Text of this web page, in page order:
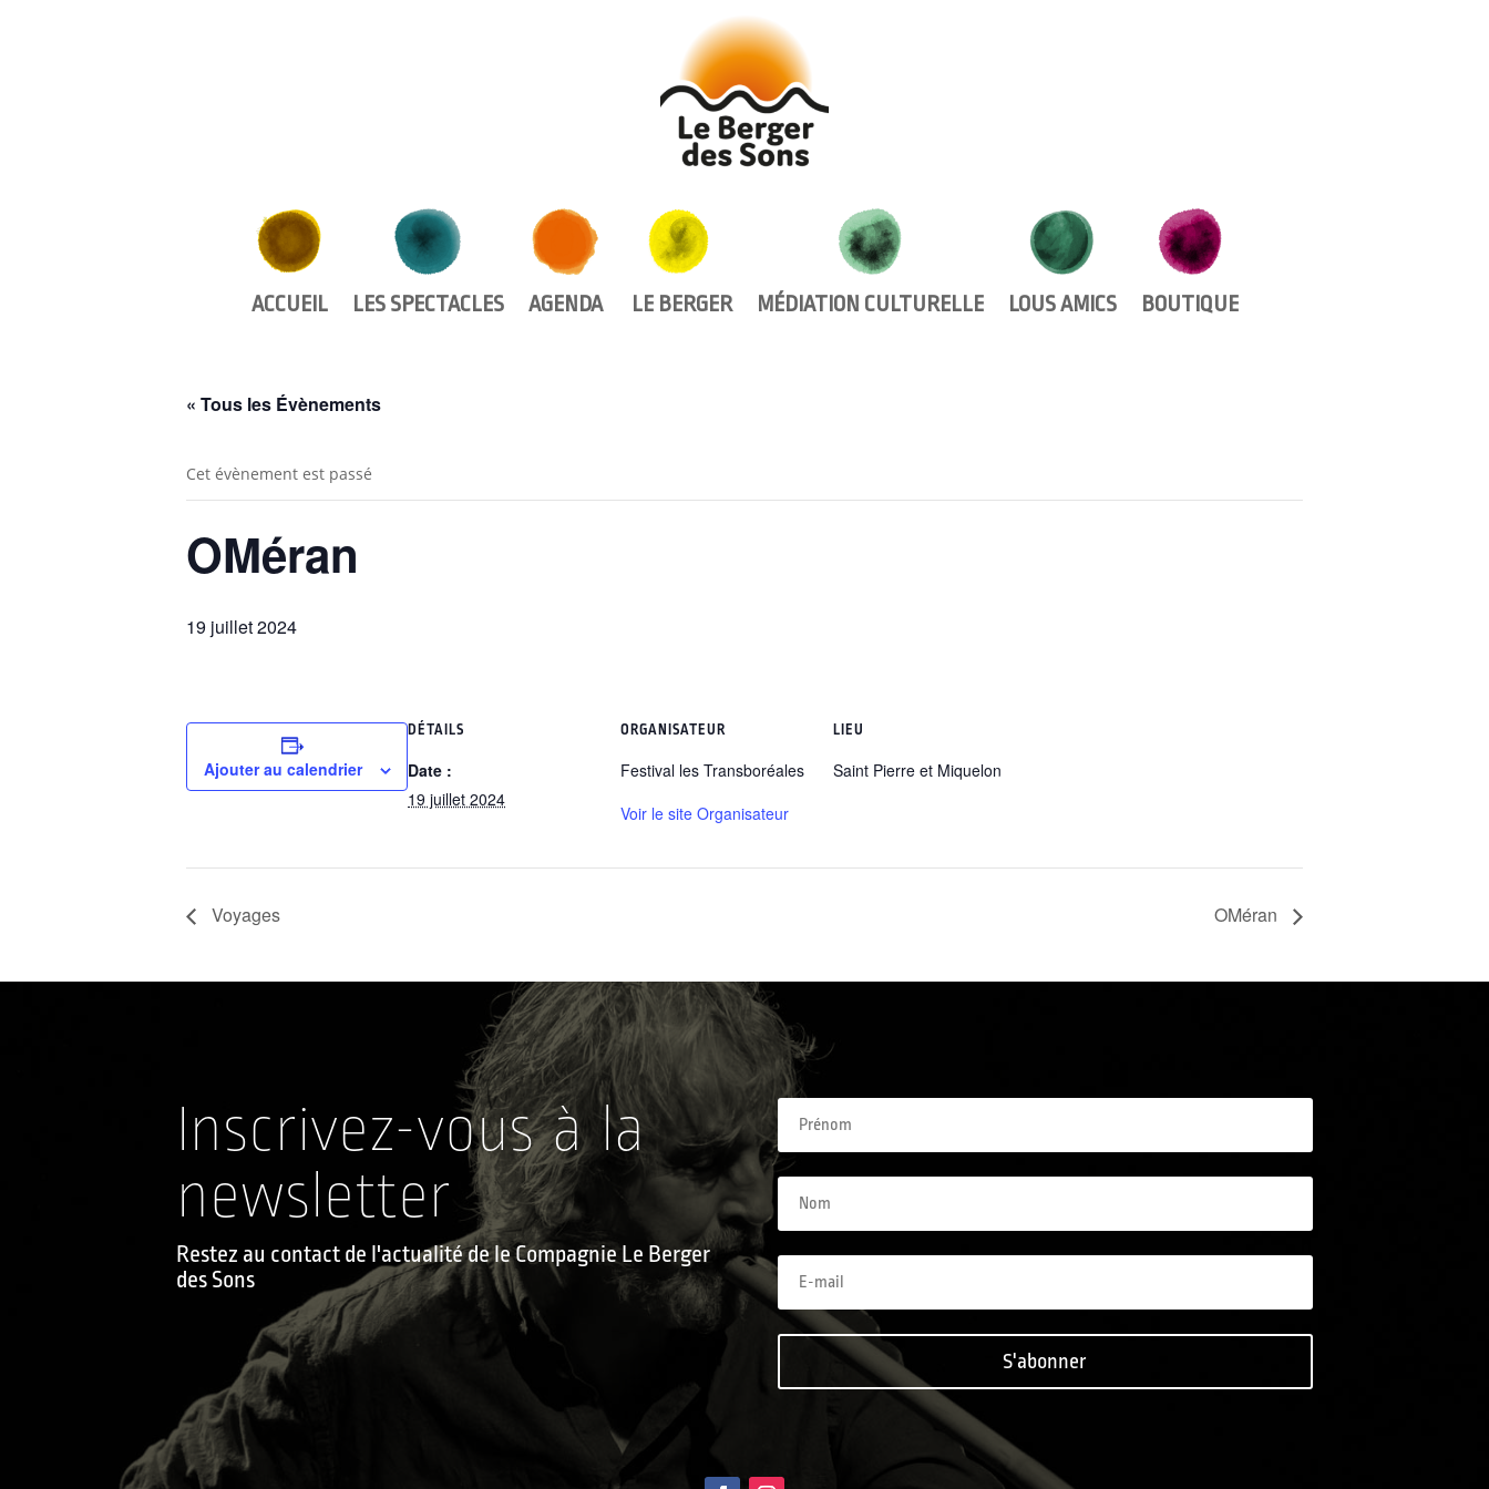
ACCUEIL LES SPECTACLES AGENDA LE BERGER MÉDIATION CULTURELLE LOUS AMICS BOUTIQUE
« Tous les Évènements
Cet évènement est passé
OMéran
19 juillet 2024
Ajouter au calendrier
DÉTAILS
Date :
19 juillet 2024
ORGANISATEUR
Festival les Transboréales
Voir le site Organisateur
LIEU
Saint Pierre et Miquelon
Voyages OMéran
Inscrivez-vous à la
newsletter
Restez au contact de l'actualité de le Compagnie Le Berger
des Sons
S'abonner